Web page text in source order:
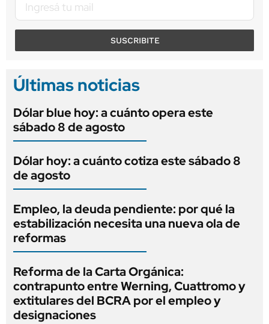
SUSCRIBITE
Últimas noticias
Dólar blue hoy: a cuánto opera este
sábado 8 de agosto
Dólar hoy: a cuánto cotiza este sábado 8
de agosto
Empleo, la deuda pendiente: por qué la
estabilización necesita una nueva ola de
reformas
Reforma de la Carta Orgánica:
contrapunto entre Werning, Cuattromo y
extitulares del BCRA por el empleo y
designaciones